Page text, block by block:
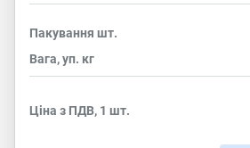
Пакування шт.
Вага, уп. кг
Ціна з ПДВ, 1 шт.